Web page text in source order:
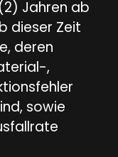
Jahren ab
dieser Zeit
deren
,
sowie